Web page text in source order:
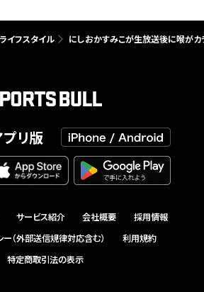
ライフスタイル にしおかすみこが生放送後に喉がカ
プリ版
サービス紹介 会社概要
採用情報
（外部送信規律対応含む）
利用規約
特定商取引法の表示